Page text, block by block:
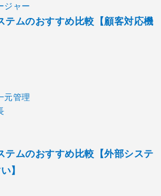
ジャー
テムのおすすめ比較【顧客対応機
元管理
テムのおすすめ比較【外部システ
】